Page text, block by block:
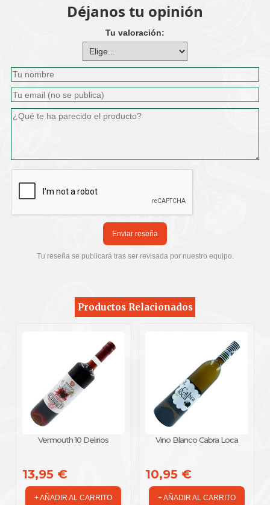
Ideal también comovino de aperitivo elegante
copas que resalten su color y aromas.
Déjanos tu opinión
Tu valoración:
Enviar reseña
Tu reseña se publicará tras ser revisada por nuestro equipo.
Productos Relacionados
Vermouth 10 Delirios
13,95 €
+ AÑADIR AL CARRITO
Vino Blanco Cabra Loca
10,95 €
+ AÑADIR AL CARRITO